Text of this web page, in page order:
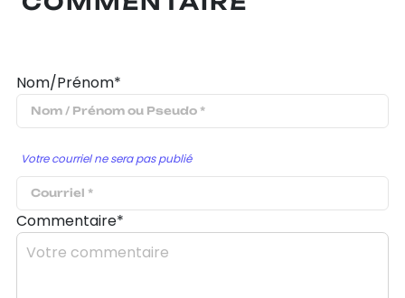
Nom/Prénom*
Votre courriel ne sera pas publié
Commentaire*